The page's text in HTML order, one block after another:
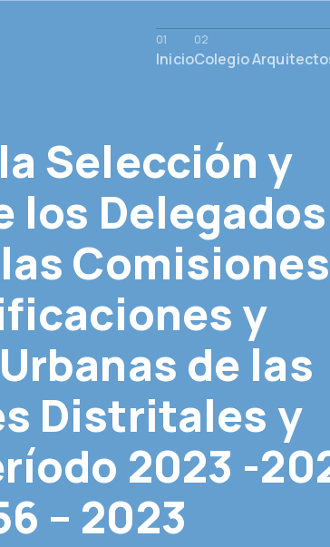
InicioColegio
Selección y
Delegados
Comisiones
y
de las
Distritales y
2023 -
– 2023